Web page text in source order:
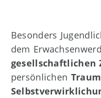
Besonders
dem
gesellschaftlichen
persönlichen